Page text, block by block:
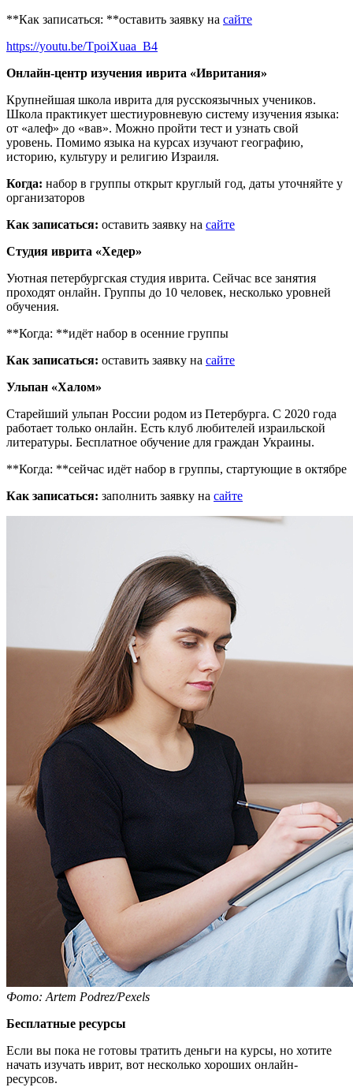
**Как записаться: **оставить заявку на сайте
https://youtu.be/TpoiXuaa_B4
Онлайн-центр изучения иврита «Ивритания»
Крупнейшая школа иврита для русскоязычных учеников.
Школа практикует шестиуровневую систему изучения языка:
от «алеф» до «вав». Можно пройти тест и узнать свой
уровень. Помимо языка на курсах изучают географию,
историю, культуру и религию Израиля.
Когда: набор в группы открыт круглый год, даты уточняйте у
организаторов
Как записаться: оставить заявку на сайте
Студия иврита «Хедер»
Уютная петербургская студия иврита. Сейчас все занятия
проходят онлайн. Группы до 10 человек, несколько уровней
обучения.
**Когда: **идёт набор в осенние группы
Как записаться: оставить заявку на сайте
Ульпан «Халом»
Старейший ульпан России родом из Петербурга. С 2020 года
работает только онлайн. Есть клуб любителей израильской
литературы. Бесплатное обучение для граждан Украины.
**Когда: **сейчас идёт набор в группы, стартующие в октябре
Как записаться: заполнить заявку на сайте
Фото: Artem Podrez/Pexels
Бесплатные ресурсы
Если вы пока не готовы тратить деньги на курсы, но хотите
начать изучать иврит, вот несколько хороших онлайн-
ресурсов.